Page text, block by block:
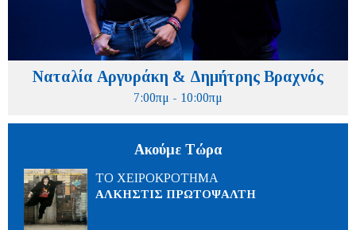
Ναταλία Αργυράκη & Δημήτρης Βραχνός
7:00πμ - 10:00πμ
Ακούμε Τώρα
ΤΟ ΧΕΙΡΟΚΡΟΤΗΜΑ
ΑΛΚΗΣΤΙΣ ΠΡΩΤΟΨΑΛΤΗ